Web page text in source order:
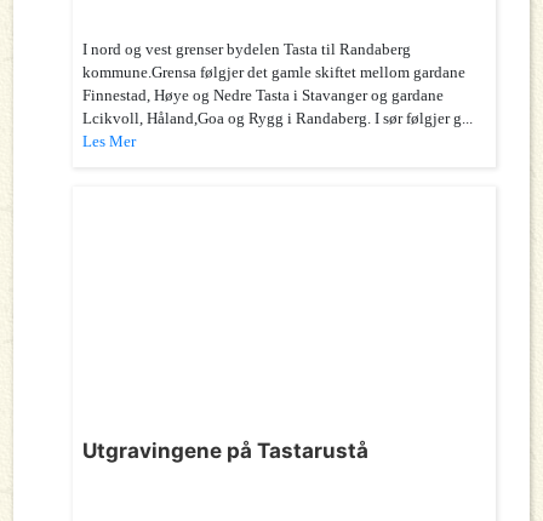
I nord og vest grenser bydelen Tasta til Randaberg
kommune.Grensa følgjer det gamle skiftet mellom gardane
Finnestad, Høye og Nedre Tasta i Stavanger og gardane
Lcikvoll, Håland,Goa og Rygg i Randaberg. I sør følgjer g...
Les Mer
Utgravingene på Tastarustå